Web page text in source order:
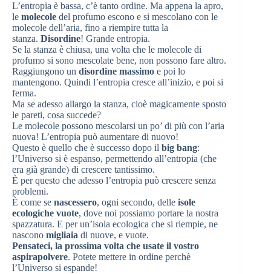
L’entropia è bassa, c’è tanto ordine. Ma appena la apro,
le molecole del profumo escono e si mescolano con le
molecole dell’aria, fino a riempire tutta la
stanza. Disordine! Grande entropia.
Se la stanza è chiusa, una volta che le molecole di
profumo si sono mescolate bene, non possono fare altro.
Raggiungono un disordine massimo e poi lo
mantengono. Quindi l’entropia cresce all’inizio, e poi si
ferma.
Ma se adesso allargo la stanza, cioè magicamente sposto
le pareti, cosa succede?
Le molecole possono mescolarsi un po’ di più con l’aria
nuova! L’entropia può aumentare di nuovo!
Questo è quello che è successo dopo il big bang:
l’Universo si è espanso, permettendo all’entropia (che
era già grande) di crescere tantissimo.
È per questo che adesso l’entropia può crescere senza
problemi.
È come se nascessero, ogni secondo, delle isole
ecologiche vuote, dove noi possiamo portare la nostra
spazzatura. E per un’isola ecologica che si riempie, ne
nascono migliaia di nuove, e vuote.
Pensateci, la prossima volta che usate il vostro
aspirapolvere. Potete mettere in ordine perchè
l’Universo si espande!